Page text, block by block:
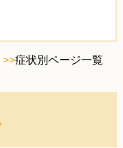
>>症状別ページ一覧